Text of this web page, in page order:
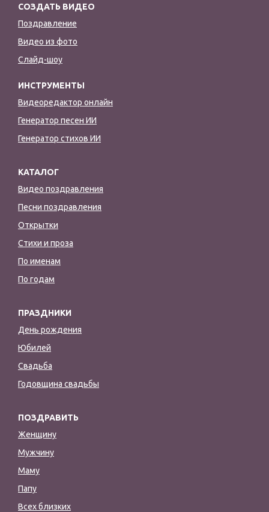
СОЗДАТЬ ВИДЕО
Поздравление
Видео из фото
Слайд-шоу
ИНСТРУМЕНТЫ
Видеоредактор онлайн
Генератор песен ИИ
Генератор стихов ИИ
КАТАЛОГ
Видео поздравления
Песни поздравления
Открытки
Стихи и проза
По именам
По годам
ПРАЗДНИКИ
День рождения
Юбилей
Свадьба
Годовщина свадьбы
ПОЗДРАВИТЬ
Женщину
Мужчину
Маму
Папу
Всех близких